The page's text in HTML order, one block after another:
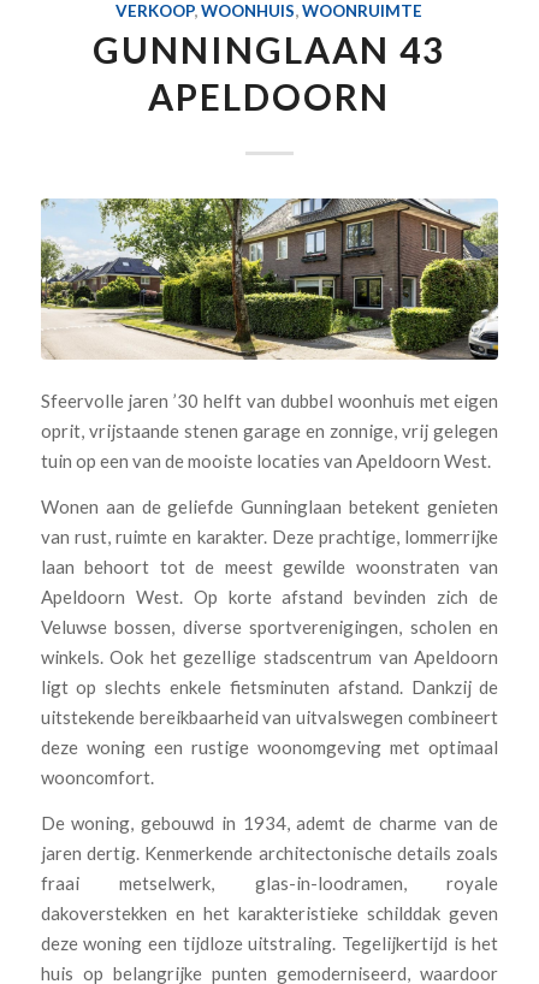
VERKOOP,WOONHUIS,WOONRUIMTE
GUNNINGLAAN 43
APELDOORN
Sfeervolle jaren ’30 helft van dubbel woonhuis met eigen
oprit, vrijstaande stenen garage en zonnige, vrij gelegen
tuin op een van de mooiste locaties van Apeldoorn West.
Wonen aan de geliefde Gunninglaan betekent genieten
van rust, ruimte en karakter. Deze prachtige, lommerrijke
laan behoort tot de meest gewilde woonstraten van
Apeldoorn West. Op korte afstand bevinden zich de
Veluwse bossen, diverse sportverenigingen, scholen en
winkels. Ook het gezellige stadscentrum van Apeldoorn
ligt op slechts enkele fietsminuten afstand. Dankzij de
uitstekende bereikbaarheid van uitvalswegen combineert
deze woning een rustige woonomgeving met optimaal
wooncomfort.
De woning, gebouwd in 1934, ademt de charme van de
jaren dertig. Kenmerkende architectonische details zoals
fraai metselwerk, glas-in-loodramen, royale
dakoverstekken en het karakteristieke schilddak geven
deze woning een tijdloze uitstraling. Tegelijkertijd is het
huis op belangrijke punten gemoderniseerd, waardoor